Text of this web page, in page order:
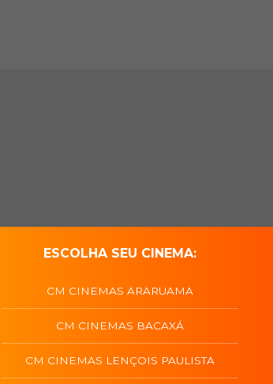
ESCOLHA SEU CINEMA:
CM CINEMAS ARARUAMA
CM CINEMAS BACAXÁ
CM CINEMAS LENÇOIS PAULISTA